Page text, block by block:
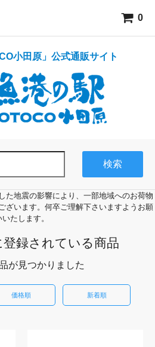
0
小田原」公式通販サイト
検索
た地震の影響により、一部地域へのお荷物
ざいます。何卒ご理解下さいますようお願
いたします。
登録されている商品
が見つかりました
価格順 新着順